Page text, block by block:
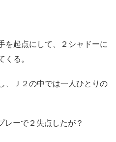
を起点にして、２シャドーに
る。
、Ｊ２の中では一人ひとりの
ーで２失点したが？